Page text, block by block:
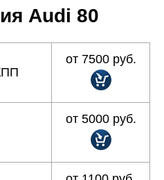
Audi 80
от 7500 руб.
от 5000 руб.